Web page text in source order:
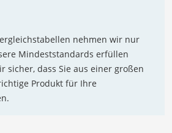
nehmen wir nur
Mindeststandards erfüllen
sicher, dass Sie aus einer großen
Produkt für Ihre